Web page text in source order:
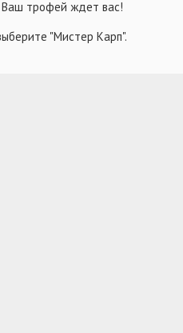
Ваш трофей ждет вас!
"Мистер Карп".